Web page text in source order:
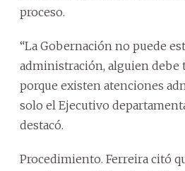
proceso.
“La Gobernación no puede
administración, alguien
porque existen atenciones
solo el Ejecutivo
destacó.
Procedimiento. Ferreira citó